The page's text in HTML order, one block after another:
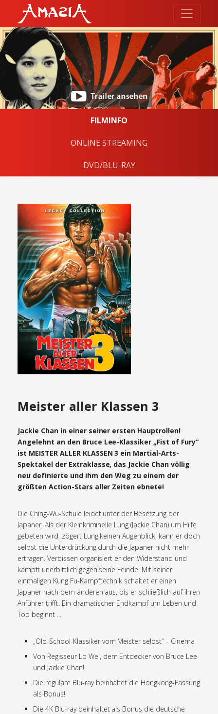
FILMINFO
ONLINE STREAMING
DVD/BLU-RAY
Meister aller Klassen 3
Jackie Chan in einer seiner ersten Hauptrollen!
Angelehnt an den Bruce Lee-Klassiker „Fist of Fury“
ist MEISTER ALLER KLASSEN 3 ein Martial-Arts-
Spektakel der Extraklasse, das Jackie Chan völlig
neu definierte und ihm den Weg zu einem der
größten Action-Stars aller Zeiten ebnete!
Die Ching-Wu-Schule leidet unter der Besetzung der
Japaner. Als der Kleinkriminelle Lung (Jackie Chan) um Hilfe
gebeten wird, zögert Lung keinen Augenblick, kann er doch
selbst die Unterdrückung durch die Japaner nicht mehr
ertragen. Verbissen organisiert er den Widerstand und
kämpft unerbittlich gegen seine Feinde. Mit seiner
einmaligen Kung Fu-Kampftechnik schaltet er einen
Japaner nach dem anderen aus, bis er schließlich auf ihren
Anführer trifft. Ein dramatischer Endkampf um Leben und
Tod beginnt ...
„Old-School-Klassiker vom Meister selbst“ – Cinema
Von Regisseur Lo Wei, dem Entdecker von Bruce Lee
und Jackie Chan!
Die reguläre Blu-ray beinhaltet die Hongkong-Fassung
als Bonus!
Die 4K Blu-ray beinhaltet als Bonus die deutsche